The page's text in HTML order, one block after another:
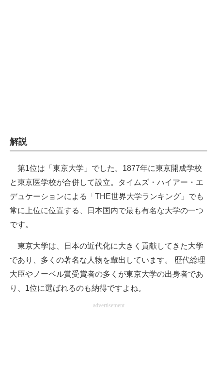
エネルギーの専門メディア
ちょっと気になるネットの話題
解説
第1位は「東京大学」でした。1877年に東京開成学校
と東京医学校が合併して設立。タイムズ・ハイアー・エ
デュケーションによる「THE世界大学ランキング」でも
常に上位に位置する、日本国内で最も有名な大学の一つ
です。
東京大学は、日本の近代化に大きく貢献してきた大学
であり、多くの著名な人物を輩出しています。 歴代総理
大臣やノーベル賞受賞者の多くが東京大学の出身者であ
り、1位に選ばれるのも納得ですよね。
advertisement